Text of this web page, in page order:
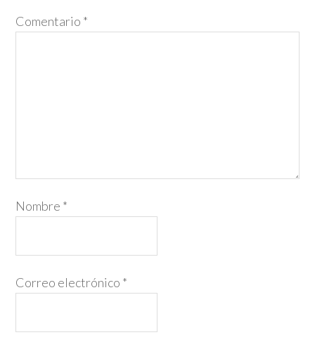
Comentario *
Nombre *
Correo electrónico *